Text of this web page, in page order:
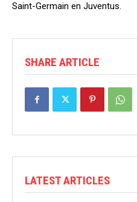
Saint-Germain en Juventus.
SHARE ARTICLE
LATEST ARTICLES